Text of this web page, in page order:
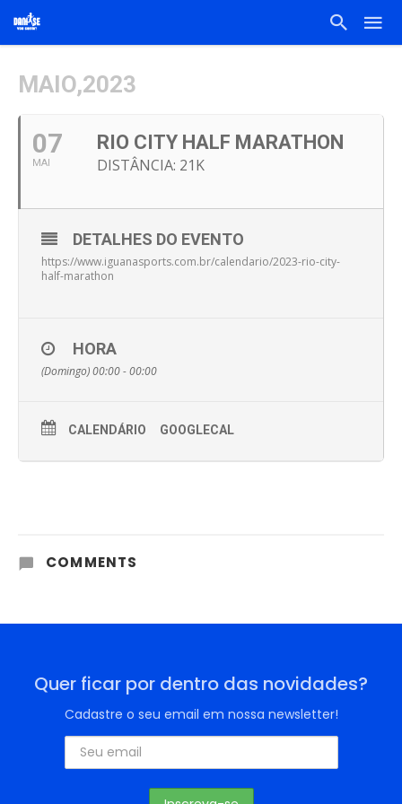
MAIO,2023
07
MAI
RIO CITY HALF MARATHON
DISTÂNCIA: 21K
DETALHES DO EVENTO
https://www.iguanasports.com.br/calendario/2023-rio-city-
half-marathon
HORA
(Domingo) 00:00 - 00:00
CALENDÁRIO GOOGLECAL
COMMENTS
Quer ficar por dentro das novidades?
Cadastre o seu email em nossa newsletter!